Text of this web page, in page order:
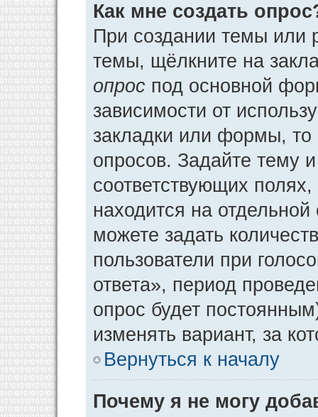
Как мне создать
При создании темы или
темы, щёлкните на
опрос под основной
зависимости от
закладки или формы, то
опросов. Задайте тему
соответствующих
находится на
можете задать
пользователи при
ответа», период
опрос будет
изменять вариант, за
Вернуться к началу
Почему я не могу